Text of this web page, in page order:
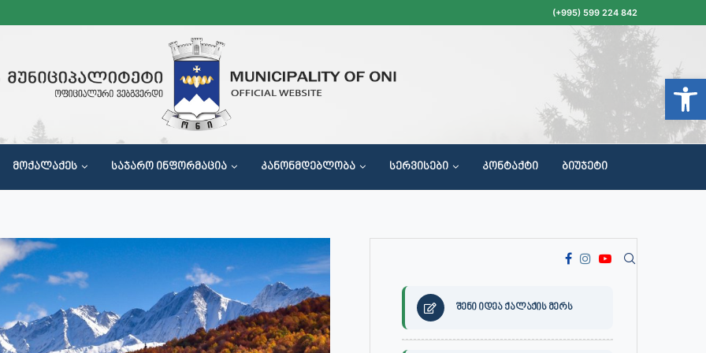
(+995) 599 224 842
ᲛᲝᲥᲐᲚᲐᲥᲔᲡ ᲡᲐᲯᲐᲠᲝ ᲘᲜᲤᲝᲠᲛᲐᲪᲘᲐ ᲙᲐᲜᲝᲜᲛᲓᲔᲑᲚᲝᲑᲐ ᲡᲔᲠᲕᲘᲡᲔᲑᲘ ᲙᲝᲜᲢᲐᲥᲢᲘ ᲑᲘᲣᲯᲔᲢᲘ
შენი იდეა ქალაქის მერს